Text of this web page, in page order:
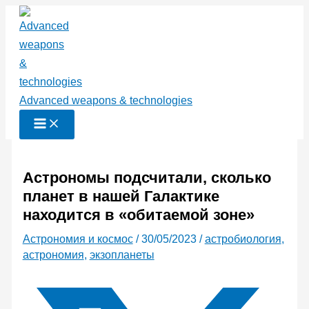
Перейти
содержимому
Advanced weapons & technologies
Астрономы подсчитали, сколько
планет в нашей Галактике
находится в «обитаемой зоне»
Астрономия и космос/30/05/2023 /астробиология,
астрономия, экзопланеты